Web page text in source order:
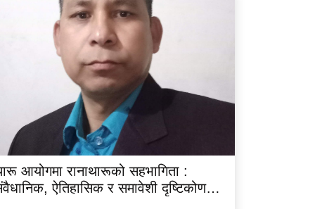
आयोगमा रानाथारूको सहभागिता :
ऐतिहासिक र समावेशी दृष्टिकोणबाट